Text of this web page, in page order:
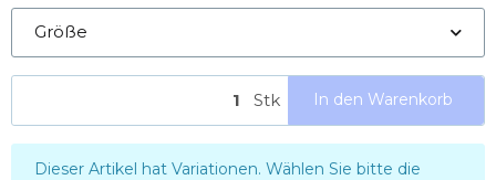
Größe
Stk In den Warenkorb
xDieser Artikel hat Variationen. Wählen Sie bitte die